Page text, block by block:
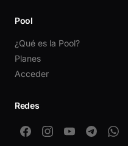
Pool
¿Qué es la Pool?
Planes
Acceder
Redes